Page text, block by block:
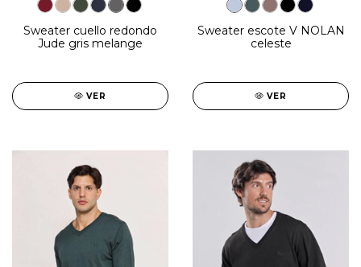
Sweater cuello redondo
Jude gris melange
VER
Sweater escote V NOLAN
celeste
VER